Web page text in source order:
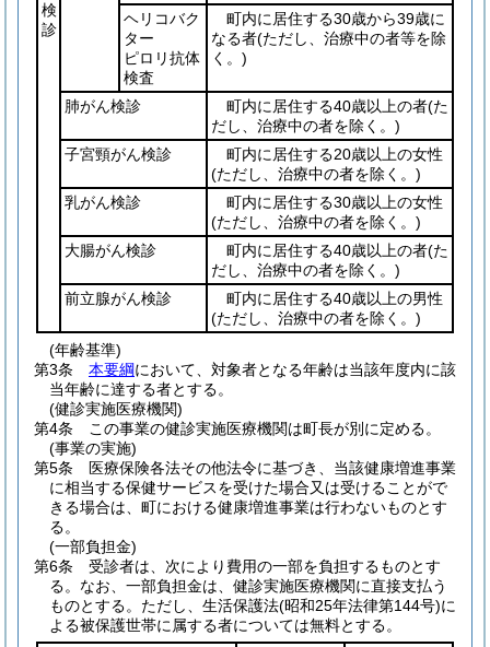
検
診
ヘリコバク
ター
ピロリ抗体
検査
町内に居住する30歳から39歳に
なる者(ただし、治療中の者等を除
く。)
肺がん検診 町内に居住する40歳以上の者(た
だし、治療中の者を除く。)
子宮頸がん検診
町内に居住する20歳以上の女性
(ただし、治療中の者を除く。)
乳がん検診
町内に居住する30歳以上の女性
(ただし、治療中の者を除く。)
大腸がん検診
町内に居住する40歳以上の者(た
だし、治療中の者を除く。)
前立腺がん検診
町内に居住する40歳以上の男性
(ただし、治療中の者を除く。)
(年齢基準)
第3条
本要綱において、対象者となる年齢は当該年度内に該
当年齢に達する者とする。
(健診実施医療機関)
第4条
この事業の健診実施医療機関は町長が別に定める。
(事業の実施)
第5条
医療保険各法その他法令に基づき、当該健康増進事業
に相当する保健サービスを受けた場合又は受けることがで
きる場合は、町における健康増進事業は行わないものとす
る。
(一部負担金)
第6条
受診者は、次により費用の一部を負担するものとす
る。 なお、一部負担金は、健診実施医療機関に直接支払う
ものとする。 ただし、生活保護法(昭和25年法律第144号)に
よる被保護世帯に属する者については無料とする。